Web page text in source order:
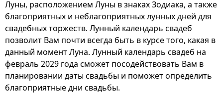
Луны, расположением Луны в знаках Зодиака, а также
благоприятных и неблагоприятных лунных дней для
свадебных торжеств. Лунный календарь свадеб
позволит Вам почти всегда быть в курсе того, какая в
данный момент Луна. Лунный календарь свадеб на
февраль 2029 года сможет посодействовать Вам в
планировании даты свадьбы и поможет определить
благоприятные дни свадьбы.